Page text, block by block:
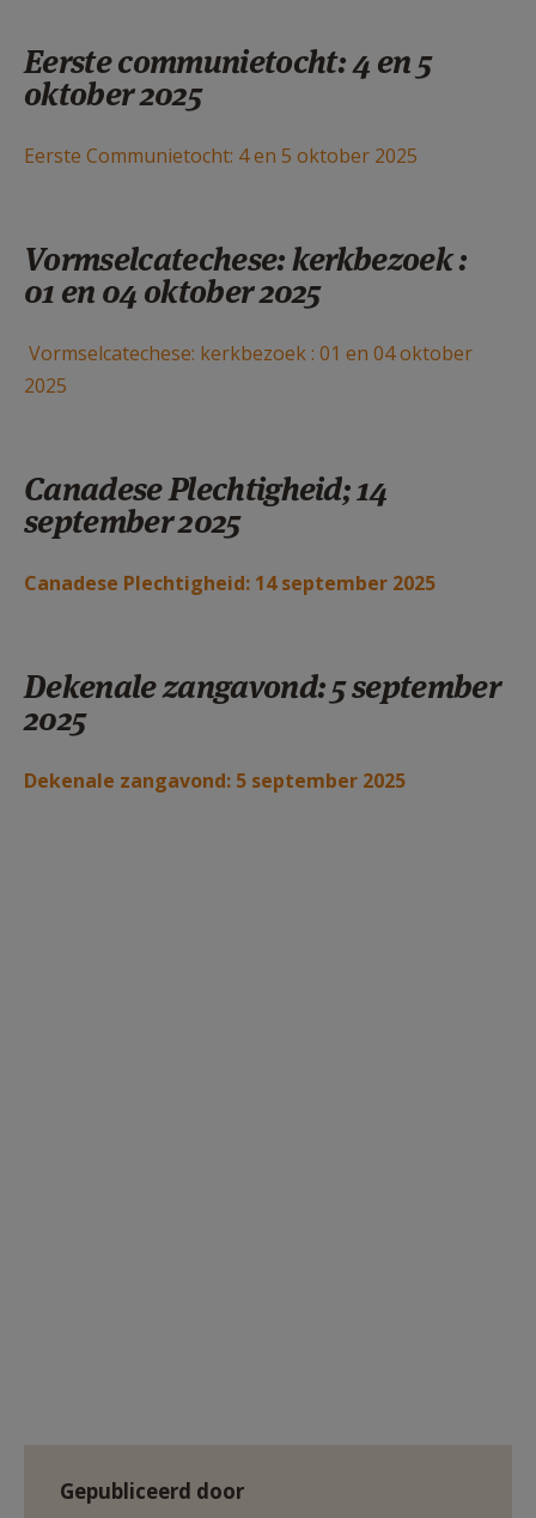
Eerste communietocht: 4 en 5
oktober 2025
Eerste Communietocht: 4 en 5 oktober 2025
Vormselcatechese: kerkbezoek :
01 en 04 oktober 2025
Vormselcatechese: kerkbezoek : 01 en 04 oktober
2025
Canadese Plechtigheid; 14
september 2025
Canadese Plechtigheid: 14 september 2025
Dekenale zangavond: 5 september
2025
Dekenale zangavond: 5 september 2025
Gepubliceerd door